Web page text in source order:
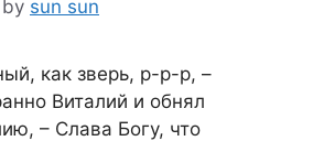
by sun sun
как зверь, р-р-р, –
Виталий и обнял
– Слава Богу, что